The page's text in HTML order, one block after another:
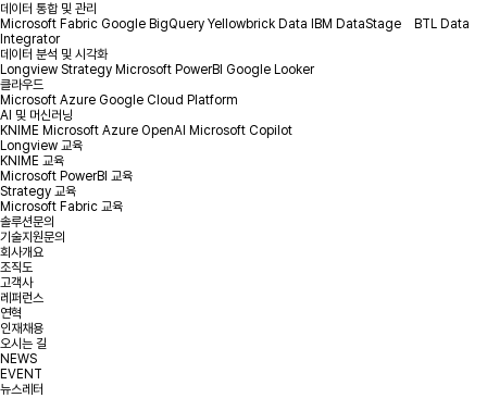
데이터 통합 및 관리
Microsoft Fabric Google BigQuery Yellowbrick Data IBM DataStage
BTL Data
Integrator
데이터 분석 및 시각화
Longview Strategy Microsoft PowerBI Google Looker
클라우드
Microsoft Azure Google Cloud Platform
AI 및 머신러닝
KNIME Microsoft Azure OpenAI Microsoft Copilot
Longview 교육
KNIME 교육
Microsoft PowerBI 교육
Strategy 교육
Microsoft Fabric 교육
솔루션문의
기술지원문의
회사개요
조직도
고객사
레퍼런스
연혁
인재채용
오시는 길
NEWS
EVENT
뉴스레터